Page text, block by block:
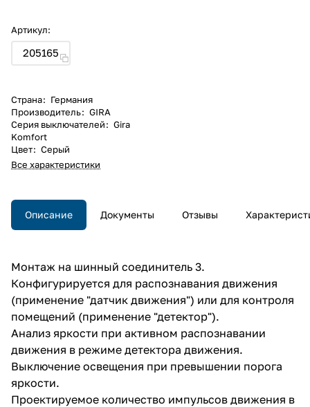
Артикул:
205165
Страна: Германия
Производитель: GIRA
Серия выключателей: Gira
Komfort
Цвет: Серый
Все характеристики
Описание Документы Отзывы
Монтаж на шинный соединитель 3.
Конфигурируется для распознавания движения
(применение "датчик движения") или для контроля
помещений (применение "детектор").
Анализ яркости при активном распознавании
движения в режиме детектора движения.
Выключение освещения при превышении порога
яркости.
Проектируемое количество импульсов движения в